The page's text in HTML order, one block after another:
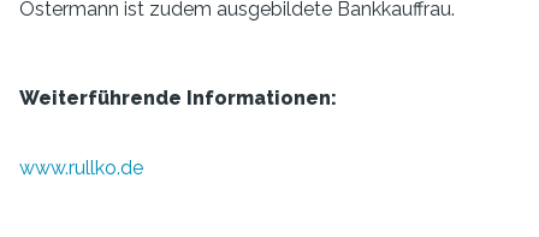
Ostermann ist zudem ausgebildete Bankkauffrau.
Weiterführende Informationen:
www.rullko.de